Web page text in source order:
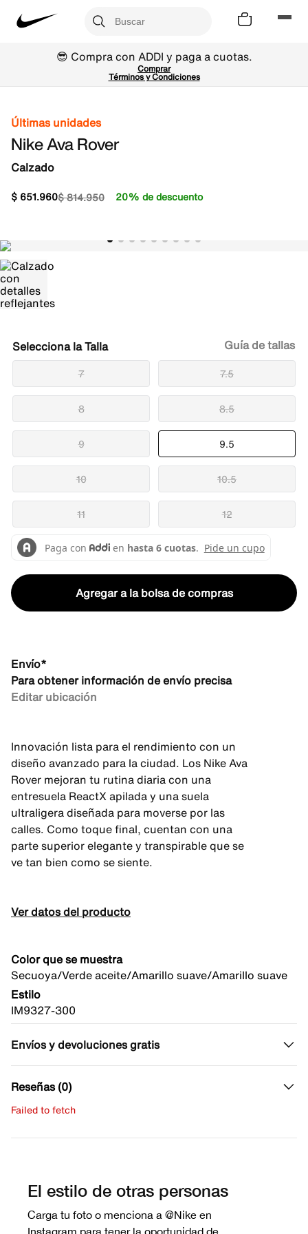
😎 Compra con ADDI y paga a cuotas.
Comprar
Términos y Condiciones
Últimas unidades
Nike Ava Rover
Calzado
$814.950
$ 651.960 20% de descuento
Talla
7 7.5
8 8.5
9 9.5
10 10.5
11 12
Guía de tallas
Agregar a la bolsa de compras
Envío*
Para obtener información de envío precisa
Editar ubicación
Innovación lista para el rendimiento con un
diseño avanzado para la ciudad. Los Nike Ava
Rover mejoran tu rutina diaria con una
entresuela ReactX apilada y una suela
ultraligera diseñada para moverse por las
calles. Como toque final, cuentan con una
parte superior elegante y transpirable que se
ve tan bien como se siente.
Ver datos del producto
Color que se muestra
Secuoya/Verde aceite/Amarillo suave/Amarillo suave
Estilo
IM9327-300
Envíos y devoluciones gratis
Reseñas (0)
Failed to fetch